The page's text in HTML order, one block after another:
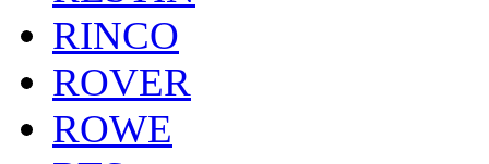
RINCO
ROVER
ROWE